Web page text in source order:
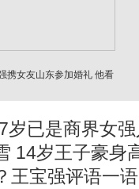
携女友山东参加婚礼 他看
岁已是商界女
14岁王子豪身
王宝强评语一